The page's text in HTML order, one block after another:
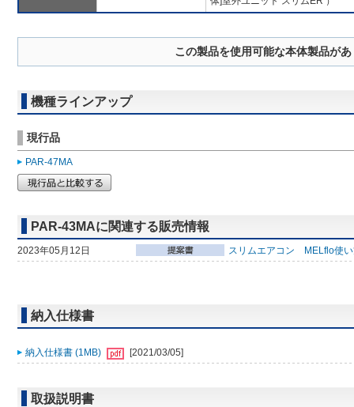
この製品を使用可能な本体製品が
機種ラインアップ
現行品
PAR-47MA
PAR-43MAに関連する販売情報
2023年05月12日 スリムエアコン MELflo使
納入仕様書
納入仕様書 (1MB) [2021/03/05]
取扱説明書